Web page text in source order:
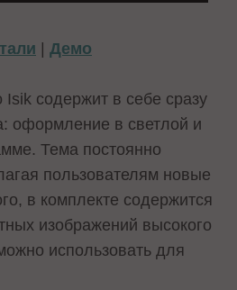
| Демо
содержит в себе сразу
оформление в светлой и
Тема постоянно
пользователям новые
в комплекте содержится
изображений высокого
использовать для